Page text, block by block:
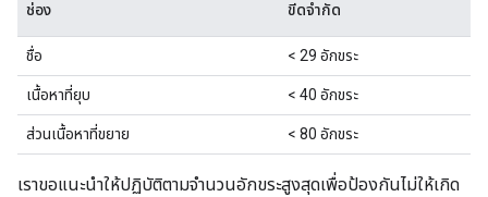
ช่อง ขีดจำกัด
ชื่อ < 29 อักขระ
เนื้อหาที่ยุบ < 40 อักขระ
ส่วนเนื้อหาที่ขยาย < 80 อักขระ
เราขอแนะนำให้ปฏิบัติตามจำนวนอักขระสูงสุดเพื่อป้องกันไม่ให้เกิด